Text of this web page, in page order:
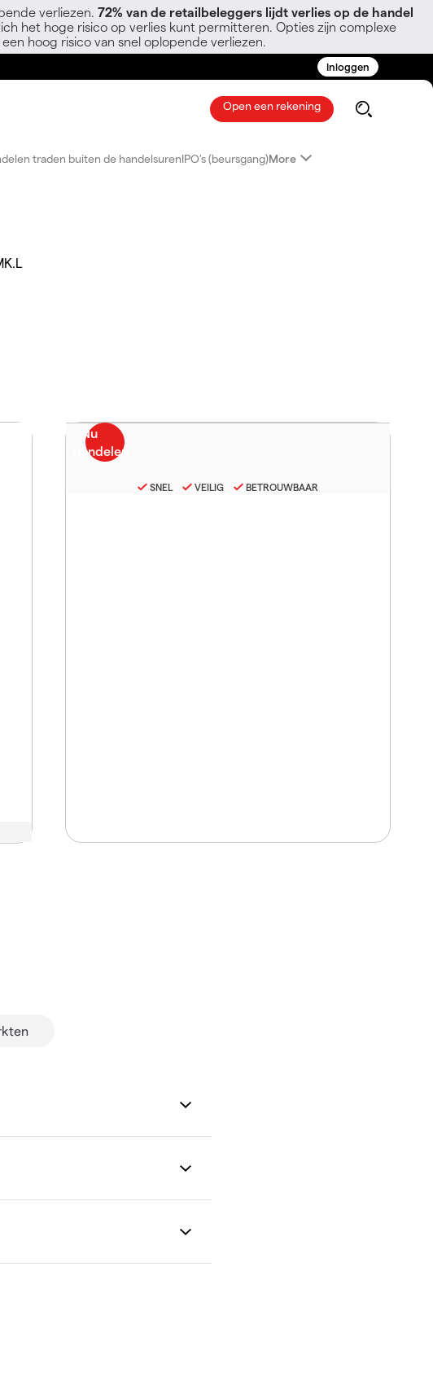
verliezen. 72% van de retailbeleggers lijdt verlies op de handel
het hoge risico op verlies kunt permitteren. Opties zijn complexe
hoog risico van snel oplopende verliezen.
Inloggen
Open een rekening
traden buiten de handelsurenIPO's (beursgang)More
SNEL VEILIG BETROUWBAAR